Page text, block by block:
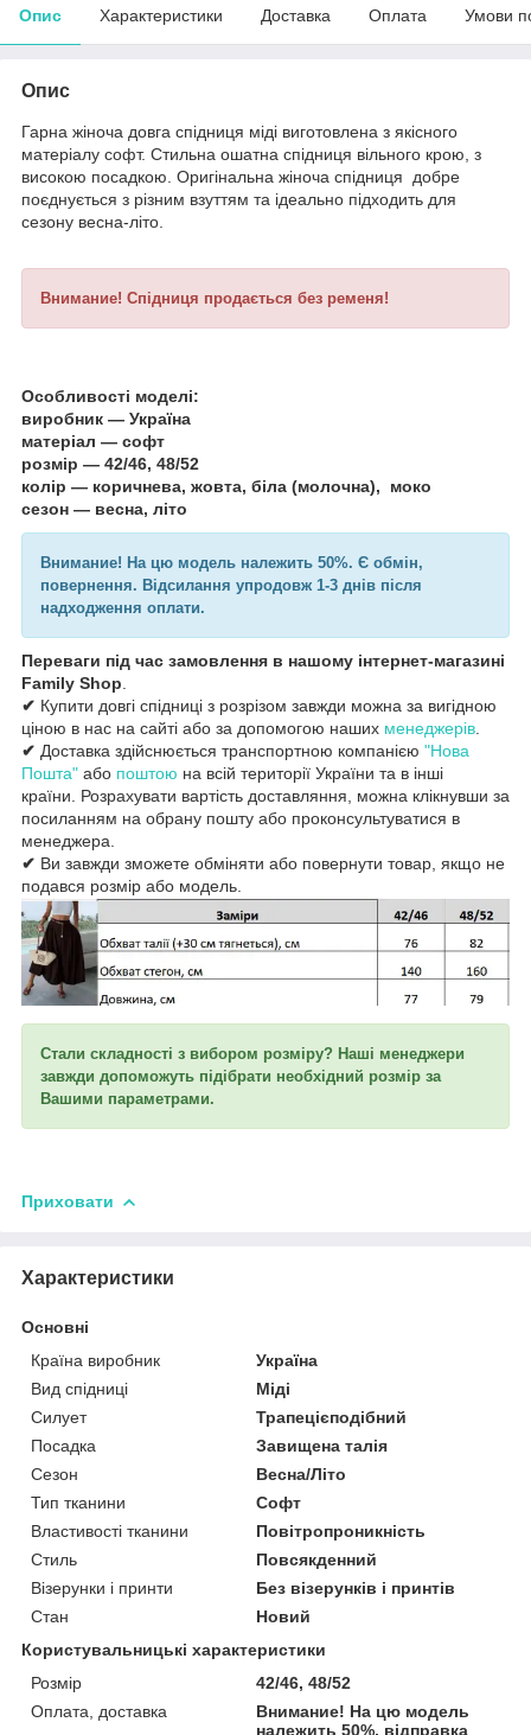
Опис Характеристики Доставка Оплата Умови
Опис
Гарна жіноча довга спідниця міді виготовлена з якісного
матеріалу софт. Стильна ошатна спідниця вільного крою, з
високою посадкою. Оригінальна жіноча спідниця добре
поєднується з різним взуттям та ідеально підходить для
сезону весна-літо.
Внимание! Спідниця продається без ременя!
Особливості моделі:
виробник — Україна
матеріал — софт
розмір — 42/46, 48/52
колір — коричнева, жовта, біла (молочна), моко
сезон — весна, літо
Внимание! На цю модель належить 50%. Є обмін,
повернення. Відсилання упродовж 1-3 днів після
надходження оплати.
Переваги під час замовлення в нашому інтернет-магазині
Family Shop
✔ Купити довгі спідниці з розрізом завжди можна за вигідною
ціною в нас на сайті або за допомогою наших менеджерів
✔ Доставка здійснюється транспортною компанією "Нова
Пошта" або поштою на всій території України та в інші
країни. Розрахувати вартість доставляння, можна клікнувши за
посиланням на обрану пошту або проконсультуватися в
менеджера.
✔ Ви завжди зможете обміняти або повернути товар, якщо не
подався розмір або модель.
Стали складності з вибором розміру? Наші менеджери
завжди допоможуть підібрати необхідний розмір за
Вашими параметрами.
Приховати
Характеристики
Основні
Країна виробник
Україна
Вид спідниці
Міді
Силует
Трапецієподібний
Посадка
Завищена талія
Сезон
Весна/Літо
Тип тканини
Софт
Властивості тканини
Повітропроникність
Стиль
Повсякденний
Візерунки і принти
Без візерунків і принтів
Стан
Новий
Користувальницькі характеристики
Розмір
42/46, 48/52
Оплата, доставка
Внимание! На цю модель
належить 50%, відправка